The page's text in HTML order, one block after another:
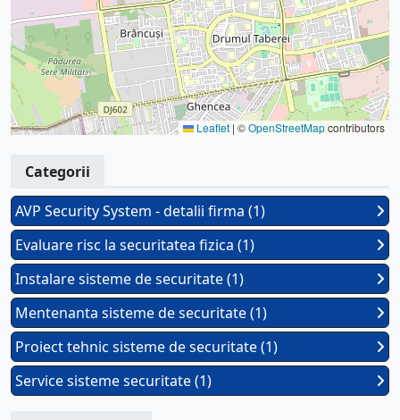
Leaflet | ©OpenStreetMapcontributors
Categorii
AVP Security System - detalii firma (1)
Evaluare risc la securitatea fizica (1)
Instalare sisteme de securitate (1)
Mentenanta sisteme de securitate (1)
Proiect tehnic sisteme de securitate (1)
Service sisteme securitate (1)